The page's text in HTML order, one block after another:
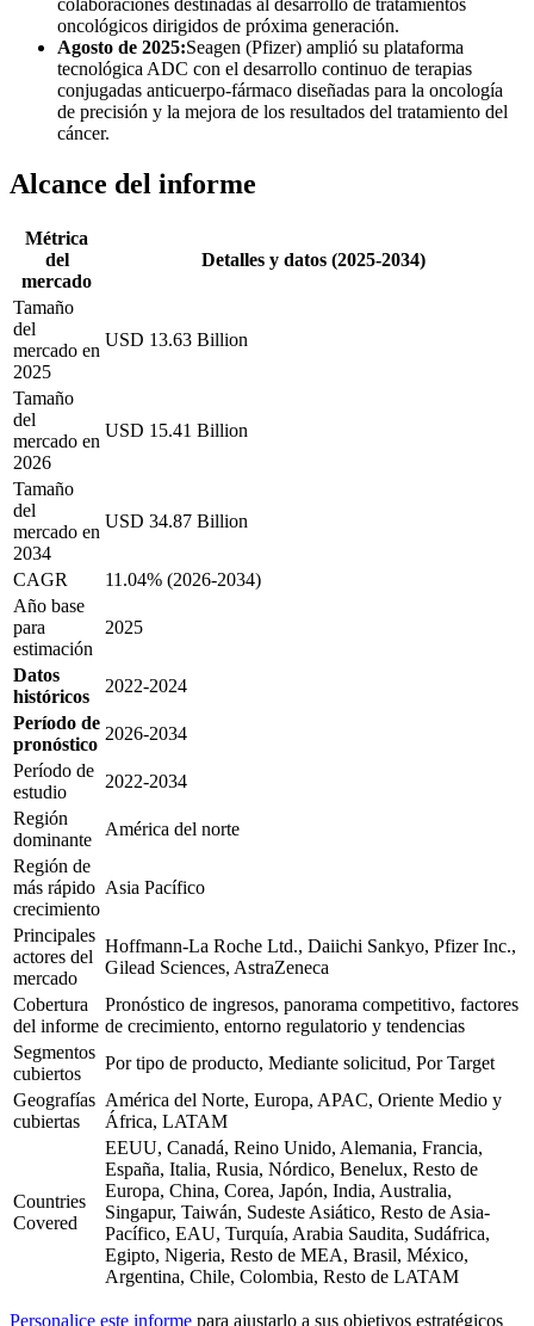
colaboraciones destinadas al desarrollo de tratamientos
oncológicos dirigidos de próxima generación.
Agosto de 2025:Seagen (Pfizer) amplió su plataforma
tecnológica ADC con el desarrollo continuo de terapias
conjugadas anticuerpo-fármaco diseñadas para la oncología
de precisión y la mejora de los resultados del tratamiento del
cáncer.
Alcance del informe
Métrica
del
mercado
Detalles y datos (2025-2034)
Tamaño
del
mercado en
2025
USD 13.63 Billion
Tamaño
del
mercado en
2026
USD 15.41 Billion
Tamaño
del
mercado en
2034
USD 34.87 Billion
CAGR
11.04% (2026-2034)
Año base
para
estimación
2025
Datos
históricos
2022-2024
Período de
pronóstico
2026-2034
Período de
estudio
2022-2034
Región
dominante
América del norte
Región de
más rápido
crecimiento
Asia Pacífico
Principales
actores del
mercado
Hoffmann-La Roche Ltd., Daiichi Sankyo, Pfizer Inc.,
Gilead Sciences, AstraZeneca
Cobertura
del informe
Pronóstico de ingresos, panorama competitivo, factores
de crecimiento, entorno regulatorio y tendencias
Segmentos
cubiertos
Por tipo de producto, Mediante solicitud, Por Target
Geografías
cubiertas
América del Norte, Europa, APAC, Oriente Medio y
África, LATAM
Countries
Covered
EEUU, Canadá, Reino Unido, Alemania, Francia,
España, Italia, Rusia, Nórdico, Benelux, Resto de
Europa, China, Corea, Japón, India, Australia,
Singapur, Taiwán, Sudeste Asiático, Resto de Asia-
Pacífico, EAU, Turquía, Arabia Saudita, Sudáfrica,
Egipto, Nigeria, Resto de MEA, Brasil, México,
Argentina, Chile, Colombia, Resto de LATAM
Personalice este informe para ajustarlo a sus objetivos estratégicos